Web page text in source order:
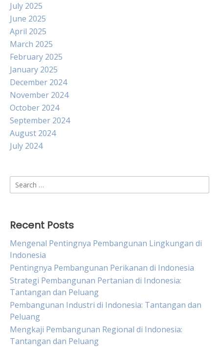
July 2025
June 2025
April 2025
March 2025
February 2025
January 2025
December 2024
November 2024
October 2024
September 2024
August 2024
July 2024
Search
for:
Recent Posts
Mengenal Pentingnya Pembangunan Lingkungan di
Indonesia
Pentingnya Pembangunan Perikanan di Indonesia
Strategi Pembangunan Pertanian di Indonesia:
Tantangan dan Peluang
Pembangunan Industri di Indonesia: Tantangan dan
Peluang
Mengkaji Pembangunan Regional di Indonesia:
Tantangan dan Peluang